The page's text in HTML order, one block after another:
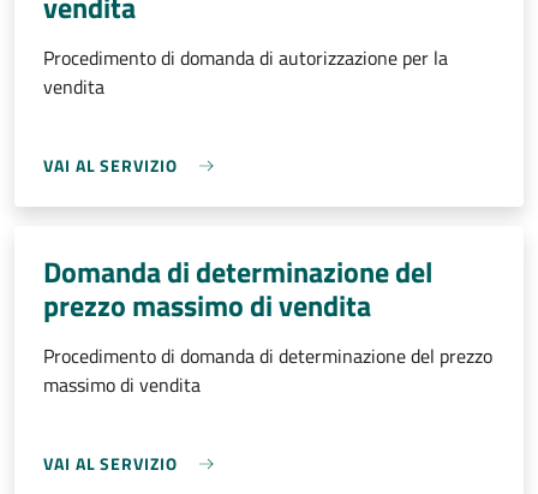
Procedimento di domanda di autorizzazione per la
vendita
VAI AL SERVIZIO
Domanda di determinazione del
prezzo massimo di vendita
Procedimento di domanda di determinazione del prezzo
massimo di vendita
VAI AL SERVIZIO